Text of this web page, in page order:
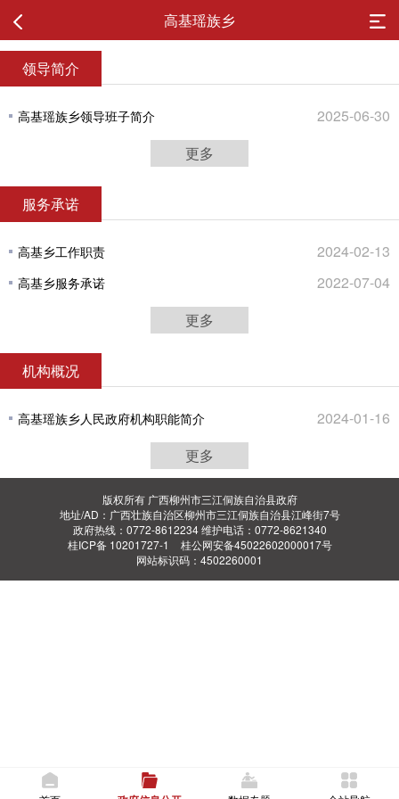
高基瑶族乡
领导简介
高基瑶族乡领导班子简介
2025-06-30
更多
服务承诺
高基乡工作职责 2024-02-13
高基乡服务承诺
2022-07-04
更多
机构概况
高基瑶族乡人民政府机构职能简介
2024-01-16
更多
版权所有 广西柳州市三江侗族自治县政府
地址/AD：广西壮族自治区柳州市三江侗族自治县江峰街7号
政府热线：0772-8612234 维护电话：0772-8621340
桂ICP备 10201727-1
桂公网安备45022602000017号
网站标识码：4502260001